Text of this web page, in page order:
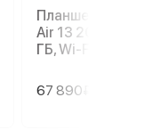
Планшет Apple
Air 13 2026 M4,
ГБ, Wi-Fi, Blue,
67 890₽